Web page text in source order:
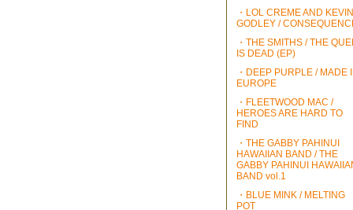
・LOL CREME AND KEVIN
GODLEY /
・THE SMITHS / THE
IS DEAD (EP)
・DEEP PURPLE / MADE
EUROPE
・FLEETWOOD MAC /
HEROES ARE HARD TO
FIND
・THE GABBY PAHINUI
HAWAIIAN BAND / THE
GABBY PAHINUI
BAND vol.1
・BLUE MINK / MELTING
POT